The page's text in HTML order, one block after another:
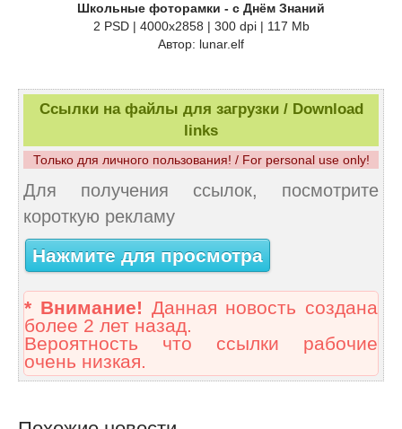
Школьные фоторамки - с Днём Знаний
2 PSD | 4000х2858 | 300 dpi | 117 Mb
Автор: lunar.elf
Ссылки на файлы для загрузки / Download
links
Только для личного пользования! / For personal use only!
Для получения ссылок, посмотрите
короткую рекламу
Нажмите для просмотра
* Внимание! Данная новость создана
более 2 лет назад.
Вероятность что ссылки рабочие
очень низкая.